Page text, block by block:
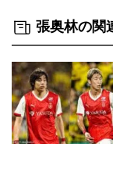
張奥林の関